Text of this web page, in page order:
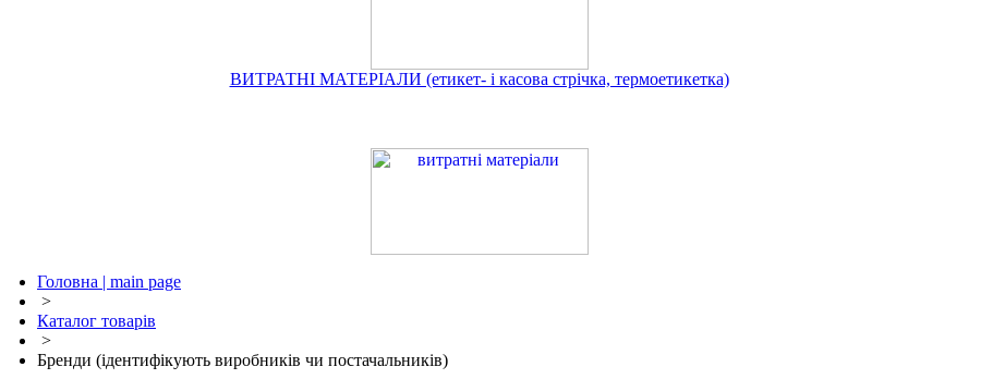
ВИТРАТНІ МАТЕРІАЛИ (етикет- і касова стрічка, термоетикетка)
Головна | main page
>
Каталог товарів
>
Бренди (ідентифікують виробників чи постачальників)